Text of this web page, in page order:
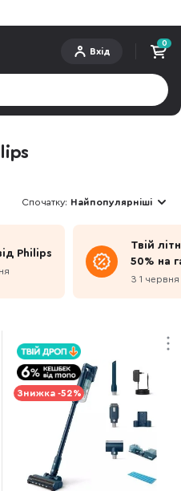
Вхід
0
Philips
Твій
50% на
З 1
Спочатку: Найпопулярніші
Знижка -52%